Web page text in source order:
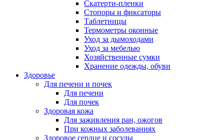
Скатерти-пленки
Стопоры и фиксаторы
Таблетницы
Термометры оконные
Уход за дымоходами
Уход за мебелью
Хозяйственные сумки
Хранение одежды, обуви
Здоровье
Для печени и почек
Для печени
Для почек
Здоровая кожа
Для заживления ран, ожогов
При кожных заболеваниях
Здоровое сердце и сосуды